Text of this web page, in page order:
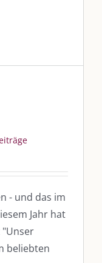
- und das im
Jahr hat
beliebten